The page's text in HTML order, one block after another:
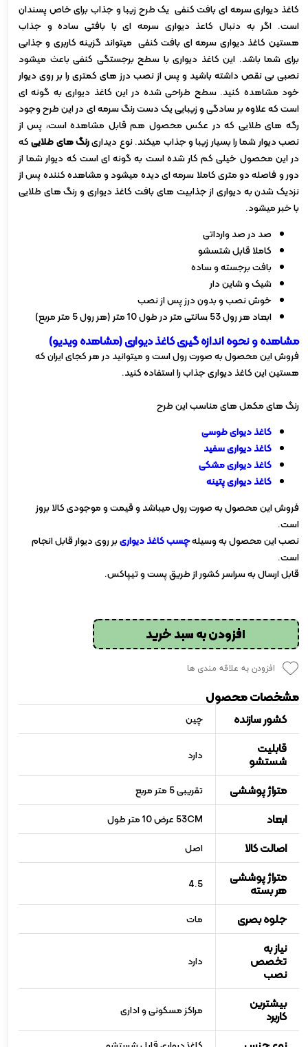
کاغذ دیواری سرمه ای بافت کنفی یک طرح زیبا و جذاب برای خاص پسندان
است. اگر به دنبال کاعذ دیواری سرمه ای با بافتی ساده و جذاب
هستین کاغذ دیواری سرمه ای بافت کنفی میتواند گزینه کاربری و جذابی
برای شما باشد. این کاغذ دیواری با سطح برجستگی کنفی باعث میشود
نصبی بی نقص داشته باشید و پس از نصب درز های کمتری را بر روی دیوار
خود مشاهده کنید. سطح طراحی شده در این کاغذ دیواری به گونه ای
است که علاوه بر سادگی و زیبایی یک دست رنگ سرمه ای در این طرح وجود
رگه های طلایی که در عکس محصول هم قابل مشاهده است، پس از
نصب دیوار شما را بسیار زیبا و جذاب میکند. نوع دیداریرنگ های طلاییکه
در این محصول خیلی کم کار شده است به گونه ای است که دیوار شما از
دور و فاصله دو متری کاملا سرمه ای دیده میشود و مشاهده کننده پس از
نزدیک شدن به دیواری از جذابیت های بافت کاغذ دیواری و رنگ های طلایی
با خبر میشود.
صد در صد وارداتی
کاملا قابل شتسشو
بافت برجسته و ساده
شیک و شاین دار
خوش نصب و بدون درز پس از نصب
ابعاد هر رول 53 سانتی متر در طول 10 متر (هر رول 5 متر مربع)
مشاهده و نحوه اندازه گیری کاغذ دیواری (مشاهده ویدیو)
فروش این محصول به صورت رول است و میتوانید در هر کجای ایران که
هستین این کاغذ دیواری جذاب را استفاده کنید.
رنگ های مکمل های مناسب این طرح
کاغذ دیوای طوسی
کاغذ دیواری سفید
کاغذ دیواری مشکی
کاغذ دیواری پتینه
فروش این محصول به صورت رول میباشد و قیمت و موجودی کالا بروز
است.
نصب این محصول به وسیلهچسب کاغذ دیواریبر روی دیوار قابل انجام
است.
قابل ارسال به سراسر کشور از طریق پست و تیپاکس.
افزودن به سبد خرید
افزودن به علاقه مندی ها
مشخصات محصول
کشور سازنده چین
قابلیت
شستشو دارد
متراژ پوششی تقریبی 5 متر مربع
ابعاد 53CM عرض 10 متر طول
اصالت کالا اصل
متراژ پوششی
هر بسته 4.5
جلوه بصری مات
نیاز به
تخصص
نصب
دارد
بیشترین
کاربرد مراکز مسکونی و اداری